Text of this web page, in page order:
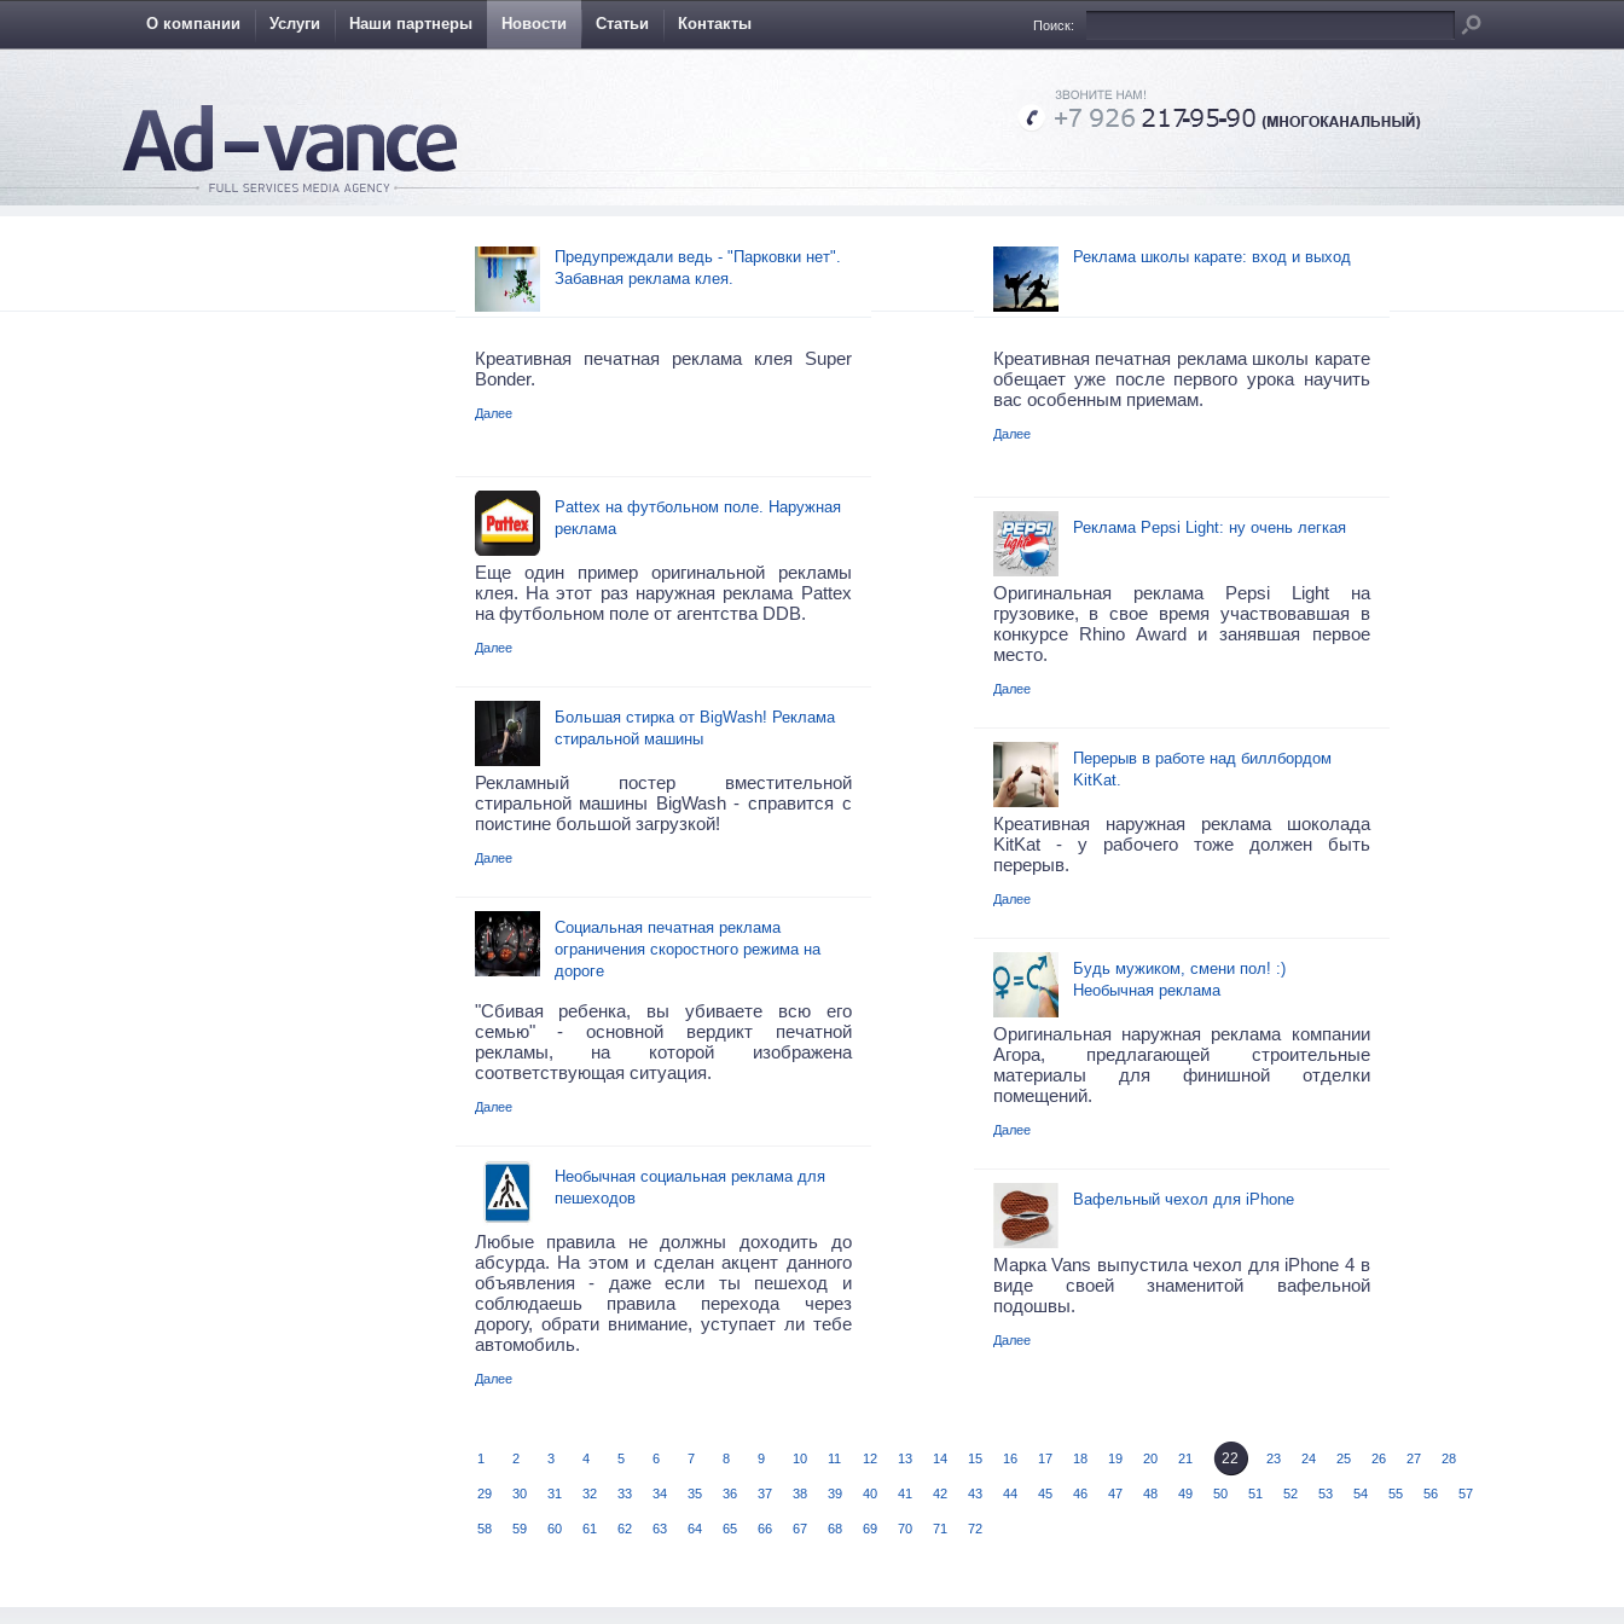
О компании Услуги Наши партнеры Новости Статьи Контакты Поиск:
Предупреждали ведь - "Парковки нет".
Забавная реклама клея.
Креативная печатная реклама клея Super
Bonder.
Далее
Pattex на футбольном поле. Наружная
реклама
Еще один пример оригинальной рекламы
клея. На этот раз наружная реклама Pattex
на футбольном поле от агентства DDB.
Далее
Большая стирка от BigWash! Реклама
стиральной машины
Рекламный постер вместительной
стиральной машины BigWash - справится с
поистине большой загрузкой!
Далее
Социальная печатная реклама
ограничения скоростного режима на
дороге
"Сбивая ребенка, вы убиваете всю его
семью" - основной вердикт печатной
рекламы, на которой изображена
соответствующая ситуация.
Далее
Необычная социальная реклама для
пешеходов
Любые правила не должны доходить до
абсурда. На этом и сделан акцент данного
объявления - даже если ты пешеход и
соблюдаешь правила перехода через
дорогу, обрати внимание, уступает ли тебе
автомобиль.
Далее
Реклама школы карате: вход и выход
Креативная печатная реклама школы карате
обещает уже после первого урока научить
вас особенным приемам.
Далее
Реклама Pepsi Light: ну очень легкая
Оригинальная реклама Pepsi Light на
грузовике, в свое время участвовавшая в
конкурсе Rhino Award и занявшая первое
место.
Далее
Перерыв в работе над биллбордом
KitKat.
Креативная наружная реклама шоколада
KitKat - у рабочего тоже должен быть
перерыв.
Далее
Будь мужиком, смени пол! :)
Необычная реклама
Оригинальная наружная реклама компании
Агора, предлагающей строительные
материалы для финишной отделки
помещений.
Далее
Вафельный чехол для iPhone
Марка Vans выпустила чехол для iPhone 4 в
виде своей знаменитой вафельной
подошвы.
Далее
1 2 3 4 5 6 7 8 9 10 11 12 13 14 15 16 17 18 19 20 21 22 23 24 25 26 27 28
29 30 31 32 33 34 35 36 37 38 39 40 41 42 43 44 45 46 47 48 49 50 51 52 53 54 55 56 57
58 59 60 61 62 63 64 65 66 67 68 69 70 71 72